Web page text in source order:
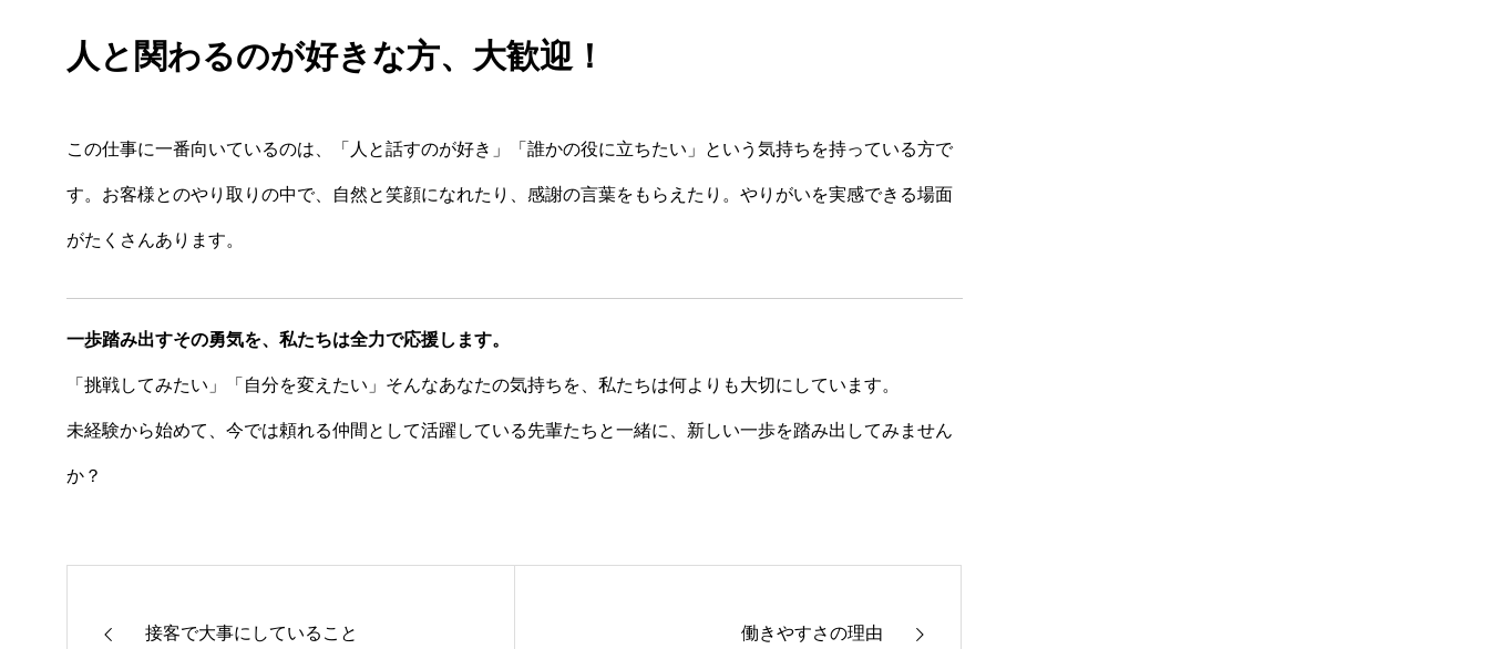
人と関わるのが好きな方、大歓迎！
この仕事に一番向いているのは、「人と話すのが好き」「誰かの役に立ちたい」という気持ちを持っている方で
す。お客様とのやり取りの中で、自然と笑顔になれたり、感謝の言葉をもらえたり。やりがいを実感できる場面
がたくさんあります。
一歩踏み出すその勇気を、私たちは全力で応援します。
「挑戦してみたい」「自分を変えたい」そんなあなたの気持ちを、私たちは何よりも大切にしています。
未経験から始めて、今では頼れる仲間として活躍している先輩たちと一緒に、新しい一歩を踏み出してみません
か？
接客で大事にしていること 働きやすさの理由